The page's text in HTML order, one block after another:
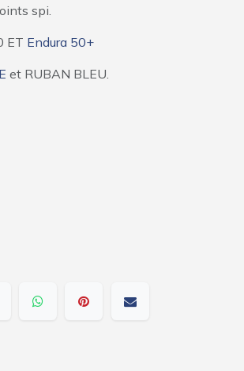
spi.
ET Endura 50+
et RUBAN BLEU.